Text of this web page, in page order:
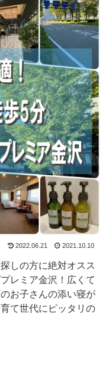
2022.06.21 2021.10.10
しの方に絶対オスス
レミア金沢！広くて
お子さんの添い寝が
て世代にピッタリの